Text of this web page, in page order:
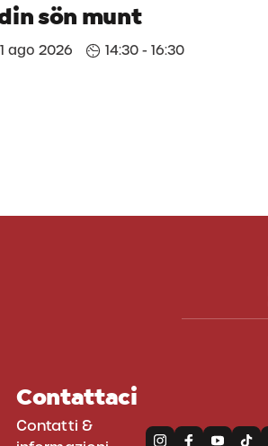
sön munt
ago 2026 14:30 - 16:30
Contattaci
Contatti &